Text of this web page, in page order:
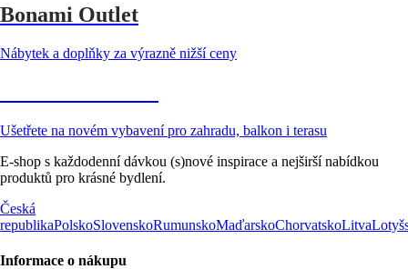
Bonami Outlet
Nábytek a doplňky za výrazně nižší ceny
Ušetřete na novém vybavení pro zahradu, balkon i terasu
E-shop s každodenní dávkou (s)nové inspirace a nejširší nabídkou
produktů pro krásné bydlení.
Česká
republikaPolskoSlovenskoRumunskoMaďarskoChorvatskoLitva
Informace o nákupu